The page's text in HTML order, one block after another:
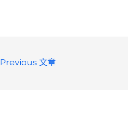
Previous 文章